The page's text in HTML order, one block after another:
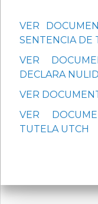
VER
SENTENCIA
VER
DECLARA
VER
VER
TUTELA UTCH